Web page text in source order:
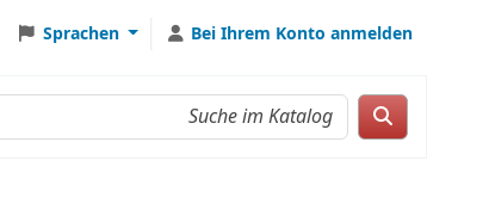
Sprachen Bei Ihrem Konto anmelden